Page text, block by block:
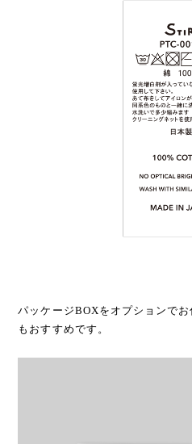
パッケージBOXをオプションで
もおすすめです。